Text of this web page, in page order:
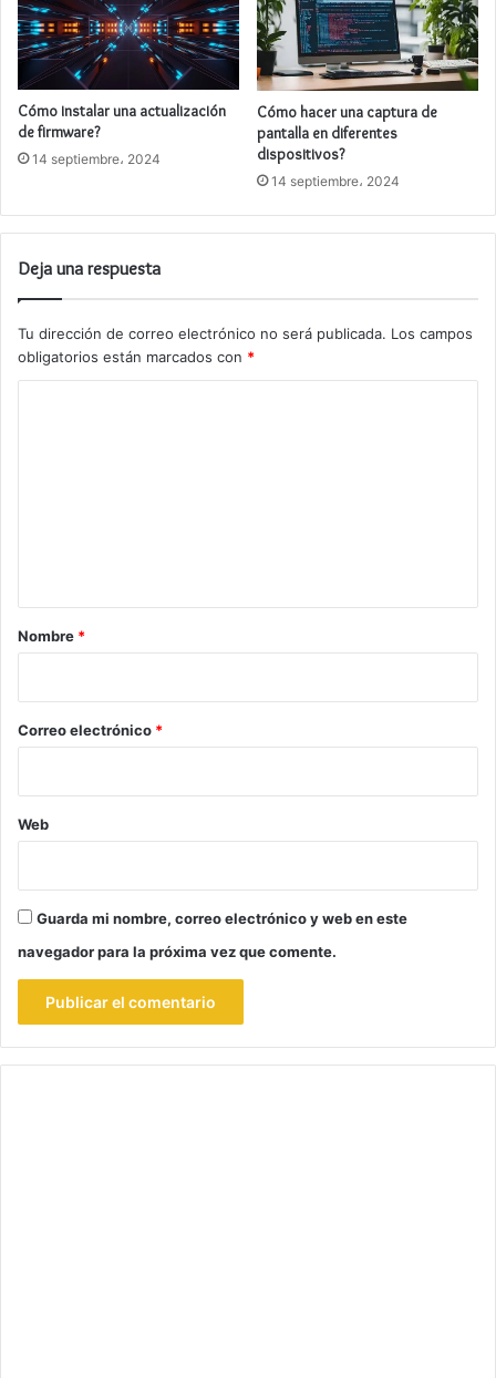
Cómo instalar una actualización
de firmware?
14 septiembre، 2024
Cómo hacer una captura de
pantalla en diferentes
dispositivos?
14 septiembre، 2024
Deja una respuesta
Tu dirección de correo electrónico no será publicada. Los campos
obligatorios están marcados con *
r
*
Nombre *
Correo electrónico *
Web
Guarda mi nombre, correo electrónico y web en este
navegador para la próxima vez que comente.